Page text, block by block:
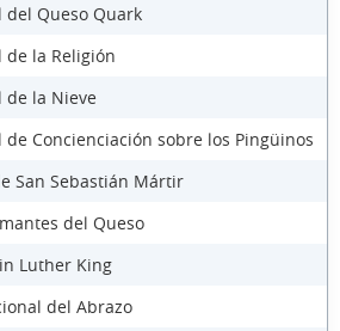
Queso Quark
la Religión
de la Nieve
Concienciación sobre los Pingüinos
San Sebastián Mártir
del Queso
Luther King
del Abrazo